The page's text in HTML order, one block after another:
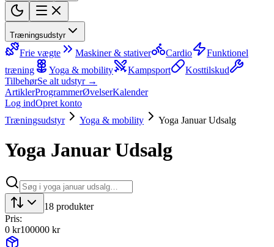
Træningsudstyr
Frie vægte Maskiner & stativer Cardio
Funktionel
træning
Yoga & mobility Kampsport
Kosttilskud
TilbehørSe alt udstyr →
ArtiklerProgrammerØvelserKalender
Log indOpret konto
Træningsudstyr
Yoga & mobility Yoga Januar Udsalg
Yoga Januar Udsalg
18 produkter
Pris:
0 kr100000 kr